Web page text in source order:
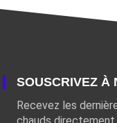
SOUSCRIVEZ À
Recevez les